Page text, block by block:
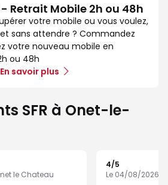
Retrait Mobile 2h ou 48h
votre mobile ou vous voulez,
sans attendre ? Commandez
votre nouveau mobile en
ou 48h
En savoir plus
SFR à Onet-le-
le Chateau
4/5
Le 04/08/2026 -